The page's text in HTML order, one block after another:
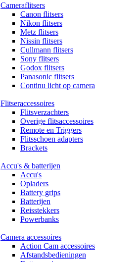
Cameraflitsers
Canon flitsers
Nikon flitsers
Metz flitsers
Nissin flitsers
Cullmann flitsers
Sony flitsers
Godox flitsers
Panasonic flitsers
Continu licht op camera
Flitseraccessoires
Flitsverzachters
Overige flitsaccessoires
Remote en Triggers
Flitsschoen adapters
Brackets
Accu's & batterijen
Accu's
Opladers
Battery grips
Batterijen
Reisstekkers
Powerbanks
Camera accessoires
Action Cam accessoires
Afstandsbedieningen